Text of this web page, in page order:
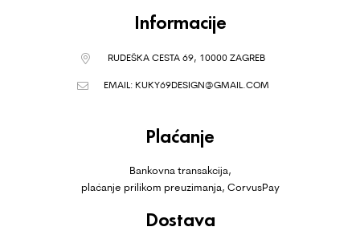
Informacije
RUDEŠKA CESTA 69, 10000 ZAGREB
EMAIL: KUKY69DESIGN@GMAIL.COM
Plaćanje
Bankovna transakcija,
plaćanje prilikom preuzimanja, CorvusPay
Dostava